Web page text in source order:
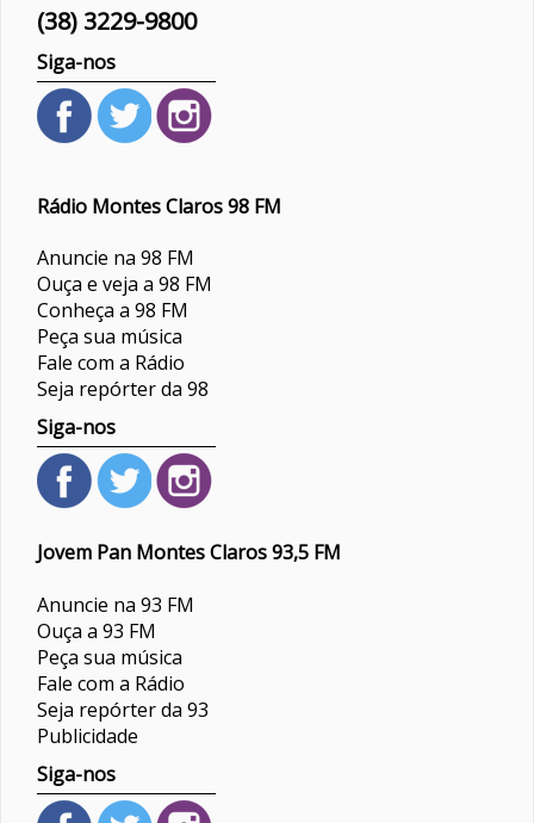
(38) 3229-9800
Siga-nos
Rádio Montes Claros 98 FM
Anuncie na 98 FM
Ouça e veja a 98 FM
Conheça a 98 FM
Peça sua música
Fale com a Rádio
Seja repórter da 98
Siga-nos
Jovem Pan Montes Claros 93,5 FM
Anuncie na 93 FM
Ouça a 93 FM
Peça sua música
Fale com a Rádio
Seja repórter da 93
Publicidade
Siga-nos